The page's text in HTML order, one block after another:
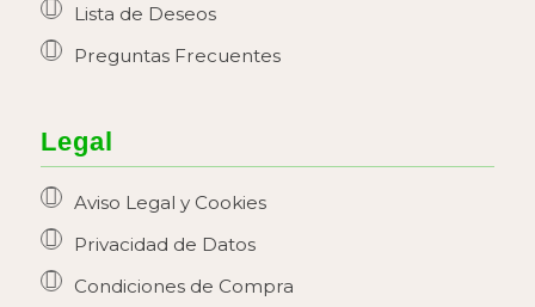
Lista de Deseos
Preguntas Frecuentes
Legal
Aviso Legal y Cookies
Privacidad de Datos
Condiciones de Compra